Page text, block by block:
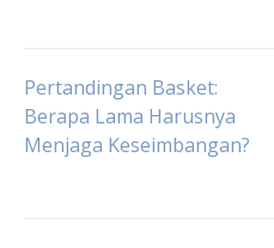
Post
navigation
Pertandingan Basket:
Berapa Lama Harusnya
Menjaga Keseimbangan?